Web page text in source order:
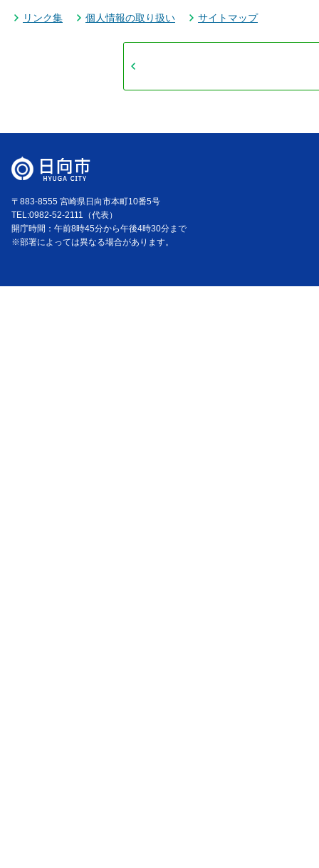
リンク集 個人情報の取り扱い サイトマップ
〒883-8555 宮崎県日向市本町10番5号
TEL:0982-52-2111（代表）
開庁時間：午前8時45分から午後4時30分まで
※部署によっては異なる場合があります。